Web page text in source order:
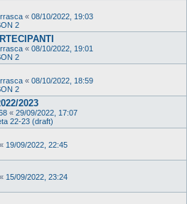
« 08/10/2022, 19:03
2
« 08/10/2022, 19:01
2
« 08/10/2022, 18:59
2
2023
« 29/09/2022, 17:07
22-23 (draft)
« 19/09/2022, 22:45
« 15/09/2022, 23:24